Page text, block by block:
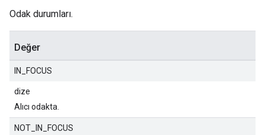
Odak durumları.
Değer
IN_FOCUS
dize
Alıcı odakta.
NOT_IN_FOCUS